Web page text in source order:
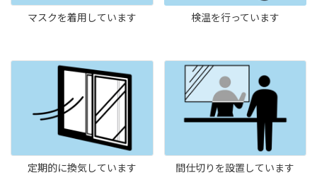
マスクを着用しています 検温を行っています
定期的に換気しています 間仕切りを設置しています